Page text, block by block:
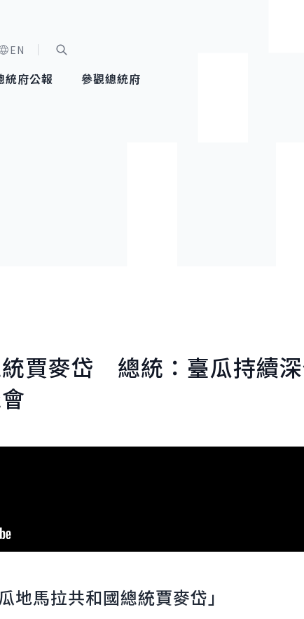
單
EN
統府公報 參觀總統府
統賈麥岱 總統：臺瓜持續
地馬拉共和國總統賈麥岱」